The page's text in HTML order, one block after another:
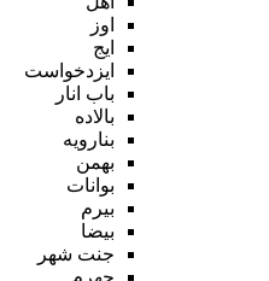
اوز
ایج
ایزدخواست
باب انار
بالاده
بنارویه
بهمن
بوانات
بیرم
بیضا
جنت شهر
جهرم